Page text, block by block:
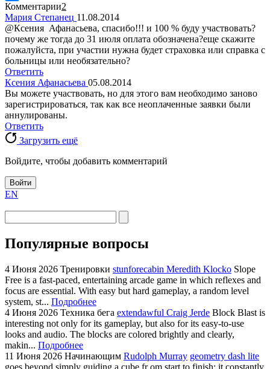
Комментарии2
Мария Степанец 11.08.2014
@Ксения Афанасьева, спасибо!!! и 100 % буду участвовать?
почему же тогда до 31 июля оплата обозначена?еще скажите
пожалуйста, при участии нужна будет страховка или справка с
больницы или необязательно?
Ответить
Ксения Афанасьева 05.08.2014
Вы можете участвовать, но для этого вам необходимо заново
зарегистрироваться, так как все неоплаченные заявки были
аннулированы.
Ответить
Загрузить ещё
Войдите, чтобы добавить комментарий
Войти
EN
Популярные вопросы
4 Июня 2026 Тренировки stunforecabin Meredith Klocko Slope
Free is a fast-paced, entertaining arcade game in which reflexes and
focus are essential. With easy but hard gameplay, a random level
system, st... Подробнее
4 Июня 2026 Техника бега extendawful Craig Jerde Block Blast is
interesting not only for its gameplay, but also for its easy-to-use
looks and audio. The blocks are colored brightly and clearly,
makin... Подробнее
11 Июня 2026 Начинающим Rudolph Murray geometry dash lite
goes beyond simply guiding a cube fr om start to finish; it constantly